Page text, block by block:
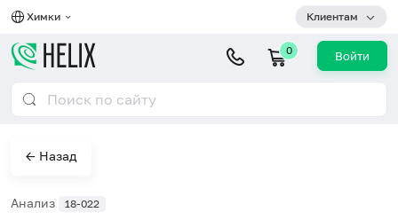
Химки Клиентам
0 Войти
← Назад
Анализ 18-022